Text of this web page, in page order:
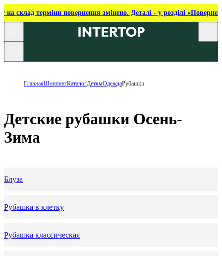
на склад терміни повернення змінено. Деталі - у розділі
ГлавнаяШоппингКаталогДетямОдеждаРубашки
Детские рубашки Осень-
Зима
Блуза
Рубашка в клетку
Рубашка классическая